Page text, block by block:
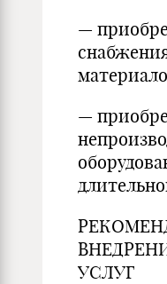
—
—
УСЛУГ